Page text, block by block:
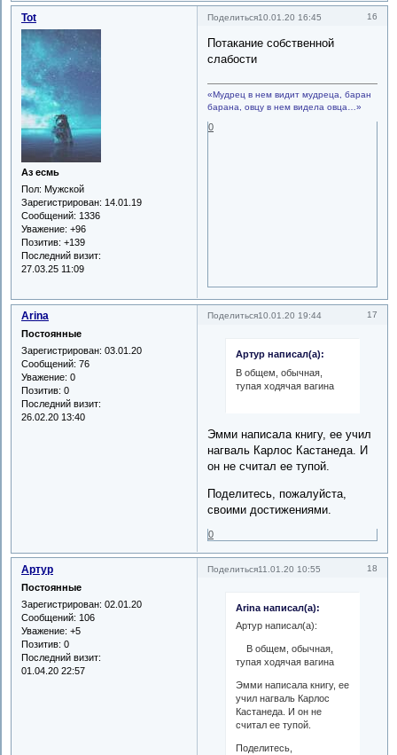
Поделиться 16
10.01.20 16:45
Tot
Аз есмь
Пол: Мужской
Зарегистрирован: 14.01.19
Сообщений: 1336
Уважение: +96
Позитив: +139
Последний визит:
27.03.25 11:09
Потакание собственной
слабости
«Мудрец в нем видит мудреца, баран
барана, овцу в нем видела овца…»
0
Поделиться 17
10.01.20 19:44
Arina
Постоянные
Зарегистрирован: 03.01.20
Сообщений: 76
Уважение: 0
Позитив: 0
Последний визит:
26.02.20 13:40
Артур написал(а):
В общем, обычная,
тупая ходячая вагина
Эмми написала книгу, ее учил
нагваль Карлос Кастанеда. И
он не считал ее тупой.
Поделитесь, пожалуйста,
своими достижениями.
0
Поделиться 18
11.01.20 10:55
Артур
Постоянные
Зарегистрирован: 02.01.20
Сообщений: 106
Уважение: +5
Позитив: 0
Последний визит:
01.04.20 22:57
Arina написал(а):
Артур написал(а):
В общем, обычная,
тупая ходячая вагина
Эмми написала книгу, ее
учил нагваль Карлос
Кастанеда. И он не
считал ее тупой.
Поделитесь,